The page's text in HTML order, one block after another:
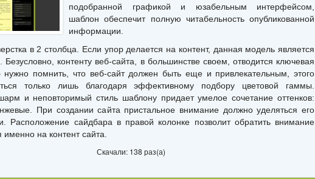
подобранной графикой и юзабельным интерфейсом,
шаблон обеспечит полную читабельность опубликованной
информации.
в 2 столбца. Если упор делается на контент, данная модель является
Безусловно, контенту веб-сайта, в большинстве своем, отводится ключевая
нужно помнить, что веб-сайт должен быть еще и привлекательным, этого
только лишь благодаря эффективному подбору цветовой гаммы.
и неповторимый стиль шаблону придает умелое сочетание оттенков:
При создании сайта пристальное внимание должно уделяться его
Расположение сайдбара в правой колонке позволит обратить внимание
именно на контент сайта.
Скачали: 138 раз(а)